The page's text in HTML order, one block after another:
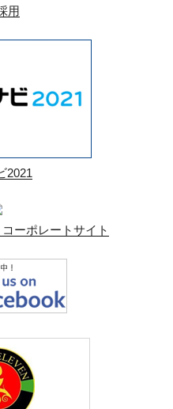
用
2021
ーポレートサイト